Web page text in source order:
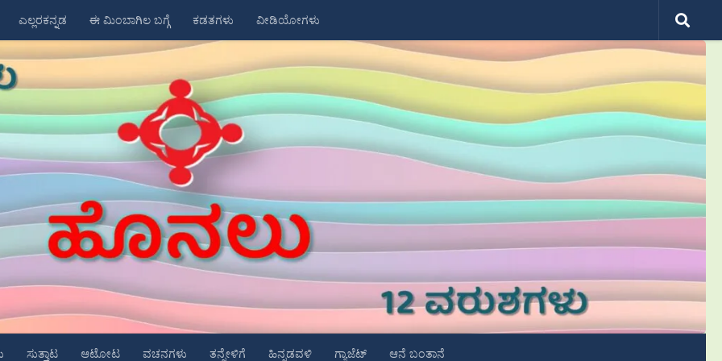
ಎಲ್ಲರಕನ್ನಡ ಈ ಮಿಂಬಾಗಿಲ ಬಗ್ಗೆ ಕಡತಗಳು ವೀಡಿಯೋಗಳು
ಸುತ್ತಾಟ ಆಟೋಟ ವಚನಗಳು ತನ್ನೇಳಿಗೆ ಹಿನ್ನಡವಳಿ ಗ್ಯಾಜೆಟ್ ಆನೆ ಬಂತಾನೆ